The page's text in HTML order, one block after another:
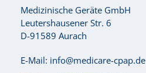
Medizinische Geräte GmbH
Leutershausener Str. 6
D-91589 Aurach
E-Mail: info@medicare-cpap.de